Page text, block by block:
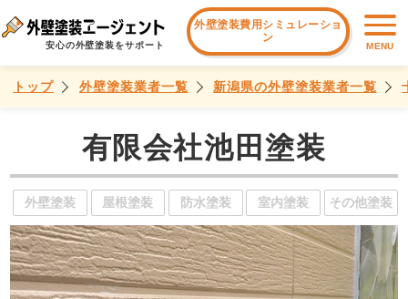
安心の外壁塗装をサポート
外壁塗装費用シミュレーショ
ン
MENU
トップ 外壁塗装業者一覧 新潟県の外壁塗装業者一覧
有限会社池田塗装
外壁塗装 屋根塗装 防水塗装 室内塗装 その他塗装